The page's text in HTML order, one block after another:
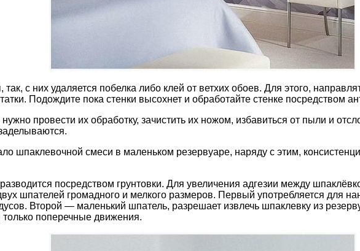
с них удаляется побелка либо клей от ветхих обоев. Для этого,
Подождите пока стенки высохнет и обработайте стенке посредством
провести их обработку, зачистить их ножом, избавиться от пыли и
шпаклевочной смеси в маленьком резервуаре, наряду с этим,
посредством грунтовки. Для увеличения адгезии между
шпателей громадного и мелкого размеров. Первый употребляется для
Второй — маленький шпатель, разрешает извлечь шпаклевку из
поперечные движения.